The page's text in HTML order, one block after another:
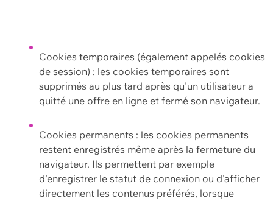
Cookies temporaires (également appelés cookies
de session) : les cookies temporaires sont
supprimés au plus tard après qu'un utilisateur a
quitté une offre en ligne et fermé son navigateur.
Cookies permanents : les cookies permanents
restent enregistrés même après la fermeture du
navigateur. Ils permettent par exemple
d'enregistrer le statut de connexion ou d'afficher
directement les contenus préférés, lorsque